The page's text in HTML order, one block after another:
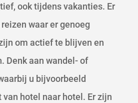
ook tijdens vakanties. Er
waar er genoeg
om actief te blijven en
Denk aan wandel- of
u bijvoorbeeld
hotel naar hotel. Er zijn